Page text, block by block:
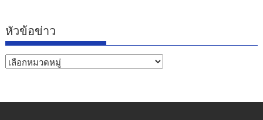
หัวข้อข่าว
หัวข้อ